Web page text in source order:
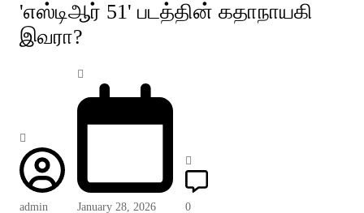
'எஸ்டிஆர் 51' படத்தின் கதாநாயகி
இவரா?
admin January 28, 2026 0